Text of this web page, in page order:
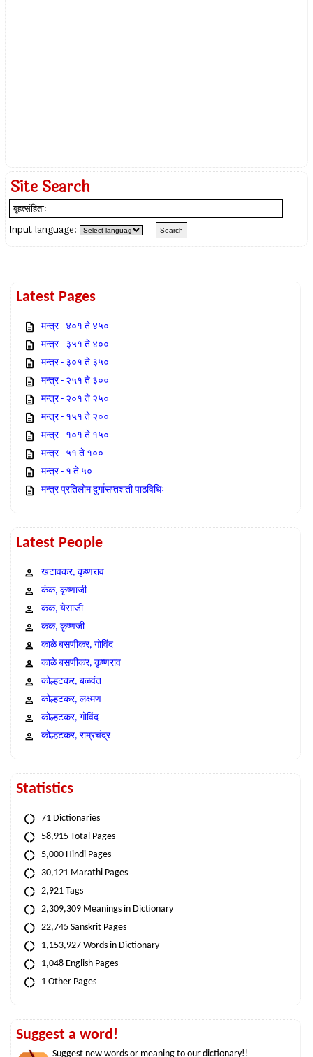
Site Search
Input language:
Latest Pages
मन्त्र - ४०१ ते ४५०
मन्त्र - ३५१ ते ४००
मन्त्र - ३०१ ते ३५०
मन्त्र - २५१ ते ३००
मन्त्र - २०१ ते २५०
मन्त्र - १५१ ते २००
मन्त्र - १०१ ते १५०
मन्त्र - ५१ ते १००
मन्त्र - १ ते ५०
मन्त्र प्रतिलोम दुर्गासप्तशती पाठविधिः
Latest People
खटावकर, कृष्णराव
कंक, कृष्णाजी
कंक, येसाजी
कंक, कृष्णजी
काळे बसणीकर, गोविंद
काळे बसणीकर, कृष्णराव
कोल्हटकर, बळवंत
कोल्हटकर, लक्ष्मण
कोल्हटकर, गोविंद
कोल्हटकर, राम्रचंद्र
Statistics
71 Dictionaries
58,915 Total Pages
5,000 Hindi Pages
30,121 Marathi Pages
2,921 Tags
2,309,309 Meanings in Dictionary
22,745 Sanskrit Pages
1,153,927 Words in Dictionary
1,048 English Pages
1 Other Pages
Suggest a word!
Suggest new words or meaning to our dictionary!!